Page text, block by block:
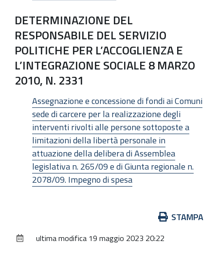
DETERMINAZIONE DEL
RESPONSABILE DEL SERVIZIO
POLITICHE PER L’ACCOGLIENZA E
L’INTEGRAZIONE SOCIALE 8 MARZO
2010, N. 2331
Assegnazione e concessione di fondi ai Comuni
sede di carcere per la realizzazione degli
interventi rivolti alle persone sottoposte a
limitazioni della libertà personale in
attuazione della delibera di Assemblea
legislativa n. 265/09 e di Giunta regionale n.
2078/09. Impegno di spesa
documento
STAMPA
ultima modifica 19 maggio 2023 20:22